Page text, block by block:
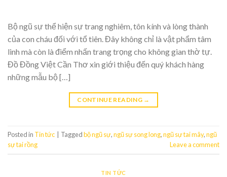
Bộ ngũ sự thể hiện sự trang nghiêm, tôn kính và lòng thành
của con cháu đối với tổ tiên. Đây không chỉ là vật phẩm tâm
linh mà còn là điểm nhấn trang trọng cho không gian thờ tự.
Đồ Đồng Việt Cần Thơ xin giới thiệu đến quý khách hàng
những mẫu bộ […]
CONTINUE READING →
Posted in Tin tức Taggedbộ ngũ sự,ngũ sự song long,ngũ sự tai mây,ngũ
sự tai rồng
Leave a comment
TIN TỨC